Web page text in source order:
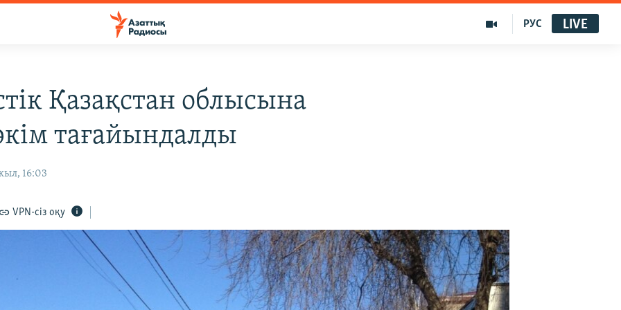
РУС LIVE
Қазақстан облысына
тағайындалды
16:03
VPN-сіз оқу